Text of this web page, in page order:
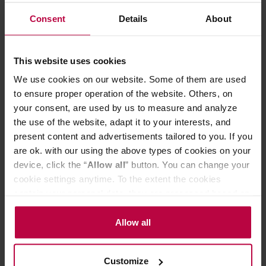
Consent Details About
This website uses cookies
We use cookies on our website. Some of them are used
to ensure proper operation of the website. Others, on
your consent, are used by us to measure and analyze
the use of the website, adapt it to your interests, and
present content and advertisements tailored to you. If you
are ok. with our using the above types of cookies on your
device, click the “Allow all” button. You can change your
cookie settings anytime. To the extent the cookies
the controller’s (namely, ALL GOOD S.A., ul.
Mazowiecka 24I/U9, 78-100 Kołobrzeg) or third parties’
legitimate interests which are to ensure a high quality of
Allow all
Customize
Może Cię zainteresować
DARMOWA DOSTAWA